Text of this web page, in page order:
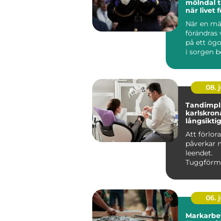
mölndal tryggt stöd
när livet
När en
förändras
på ett
i sorgen
ansvar...
08.
karlskrona trygg
Att
påverkar
leendet.
tänder
06.
Markarbete